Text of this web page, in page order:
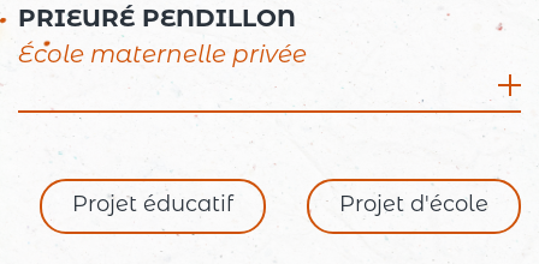
PRIEURÉ PENDILLON
École maternelle privée
Rue Chevalier Bayard, 26260 Saint Donat sur
l’Herbasse
04 75 45 29 94
Directeur : Arnaud BOUTELOUP
Projet éducatif Projet d'école